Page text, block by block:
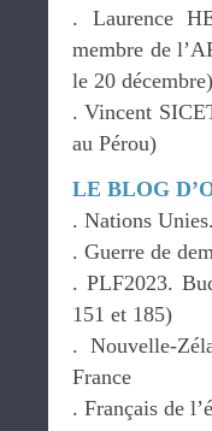
. Laurence
membre de
le 20 décembre)
. Vincent
au Pérou)
LE BLOG
. Nations
. Guerre de
. PLF2023.
151 et 185)
. Nouvelle-
France
. Français de